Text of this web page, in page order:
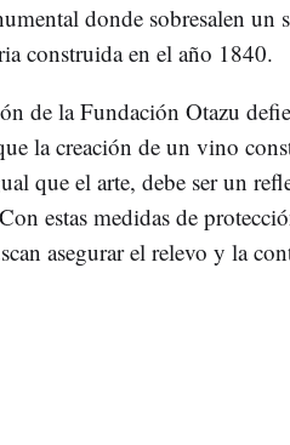
donde sobresalen
construida en el año 1840.
de la Fundación Otazu
la creación de un vino
que el arte, debe ser un
estas medidas de
asegurar el relevo y la